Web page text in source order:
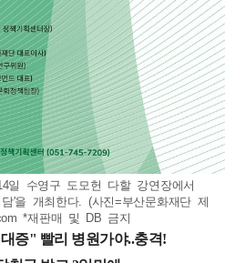
일 수영구 도모헌 다할 강연장에서
'을 개최한다. (사진=부산문화재단 제
*재판매 및 DB 금지